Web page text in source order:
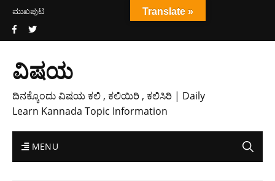
ಮುಖಪುಟ
ವಿಷಯ
ದಿನಕ್ಕೊಂದು ವಿಷಯ ಕಲಿ , ಕಲಿಯಿರಿ , ಕಲಿಸಿರಿ | Daily
Learn Kannada Topic Information
MENU
Translate »